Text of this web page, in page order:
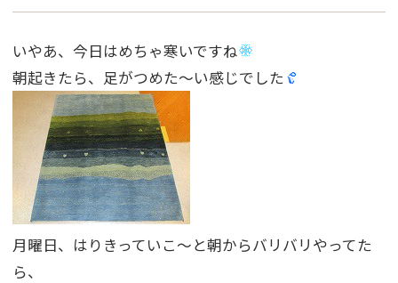
いやあ、今日はめちゃ寒いですね
朝起きたら、足がつめた〜い感じでした
月曜日、はりきっていこ〜と朝からバリバリやってた
ら、